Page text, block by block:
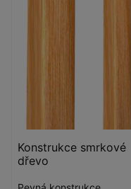
Konstrukce smrkové
dřevo